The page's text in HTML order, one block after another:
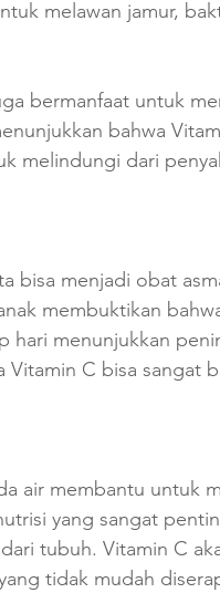
melawan jamur,
bermanfaat untuk
bahwa
melindungi dari
bisa menjadi obat
membuktikan
hari menunjukkan
Vitamin C bisa sangat
air membantu untuk
yang sangat
tubuh. Vitamin C
tidak mudah